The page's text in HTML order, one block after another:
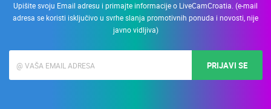
Upišite svoju Email adresu i primajte informacije o LiveCamCroatia. (e-mail
adresa se koristi isključivo u svrhe slanja promotivnih ponuda i novosti, nije
javno vidljiva)
PRIJAVI SE